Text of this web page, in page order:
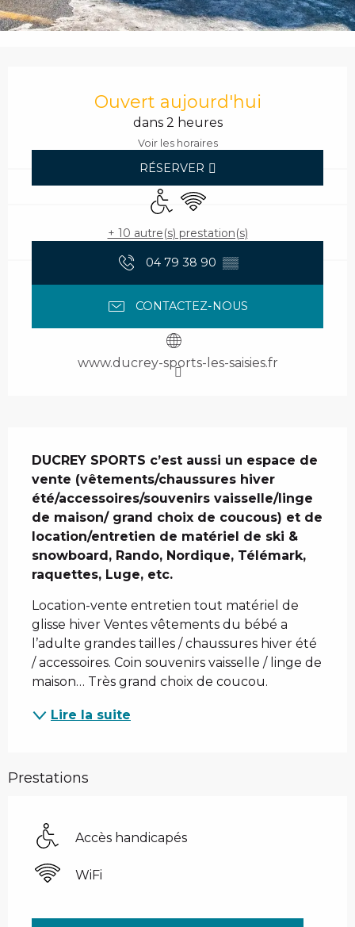
Ouvert aujourd'hui
dans 2 heures
Voir les horaires
RÉSERVER
Accès handicapés
WiFi
+ 10 autre(s) prestation(s)
04 79 38 90 ▒▒
CONTACTEZ-NOUS
www.ducrey-sports-les-saisies.fr
DUCREY SPORTS c’est aussi un espace de
vente (vêtements/chaussures hiver
été/accessoires/souvenirs vaisselle/linge
de maison/ grand choix de coucous) et de
location/entretien de matériel de ski &
snowboard, Rando, Nordique, Télémark,
raquettes, Luge, etc.
Location-vente entretien tout matériel de
glisse hiver Ventes vêtements du bébé a
l’adulte grandes tailles / chaussures hiver été
/ accessoires. Coin souvenirs vaisselle / linge de
maison… Très grand choix de coucou.
Lire la suite
Prestations
Accès handicapés
WiFi